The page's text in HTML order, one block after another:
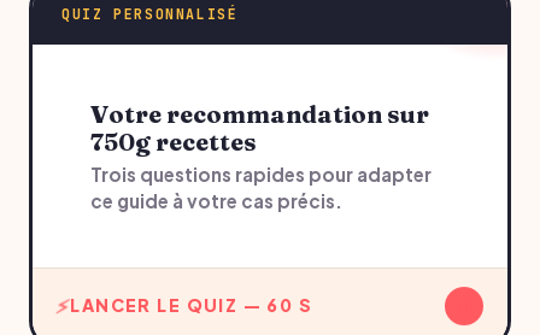
QUIZ PERSONNALISÉ
Votre recommandation sur
750g recettes
Trois questions rapides pour adapter
ce guide à votre cas précis.
LANCER LE QUIZ — 60 S